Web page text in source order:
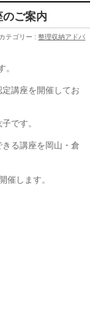
ご案内
カテゴリー :整理収納アドバ
。
講座を開催してお
です。
る講座を岡山・倉
催します。